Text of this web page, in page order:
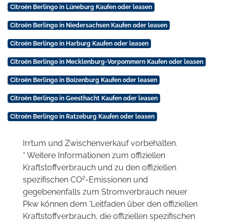
Citroën Berlingo in Lüneburg Kaufen oder leasen
Citroën Berlingo in Niedersachsen Kaufen oder leasen
Citroën Berlingo in Harburg Kaufen oder leasen
Citroën Berlingo in Mecklenburg-Vorpommern Kaufen oder leasen
Citroën Berlingo in Boizenburg Kaufen oder leasen
Citroën Berlingo in Geesthacht Kaufen oder leasen
Citroën Berlingo in Ratzeburg Kaufen oder leasen
Irrtum und Zwischenverkauf vorbehalten.
* Weitere Informationen zum offiziellen
Kraftstoffverbrauch und zu den offiziellen
spezifischen CO2-Emissionen und
gegebenenfalls zum Stromverbrauch neuer
Pkw können dem 'Leitfaden über den offiziellen
Kraftstoffverbrauch, die offiziellen spezifischen